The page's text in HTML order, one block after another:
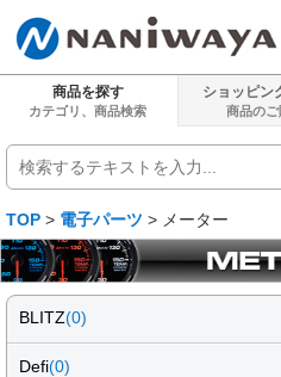
商品を探す
カテゴリ、商品検索
ショッピン
商品のご
TOP > 電子パーツ > メーター
BLITZ(0)
Defi(0)